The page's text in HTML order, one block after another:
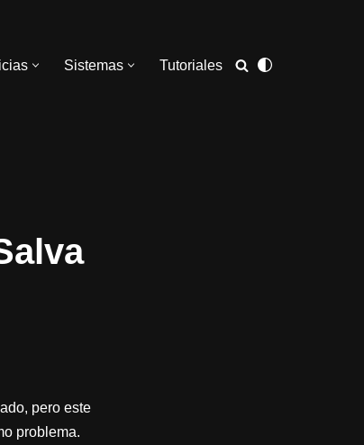
Sistemas Tutoriales
pero este
problema.